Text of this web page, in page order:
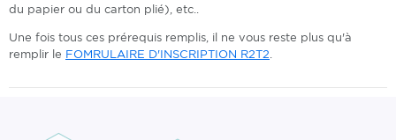
du papier ou du carton plié), etc..
Une fois tous ces prérequis remplis, il ne vous reste plus qu'à
remplir le FOMRULAIRE D'INSCRIPTION R2T2